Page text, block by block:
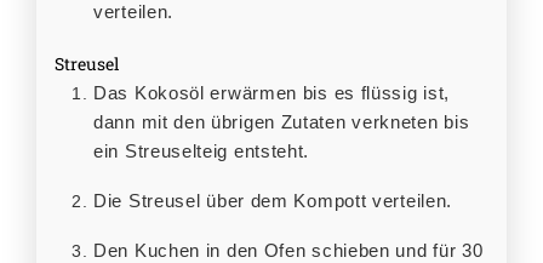
verteilen.
Streusel
Das Kokosöl erwärmen bis es flüssig ist,
dann mit den übrigen Zutaten verkneten bis
ein Streuselteig entsteht.
Die Streusel über dem Kompott verteilen.
Den Kuchen in den Ofen schieben und für 30